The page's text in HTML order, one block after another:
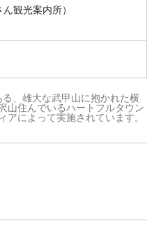
観光案内所）
、雄大な武甲山に抱かれた横
山住んでいるハートフルタウン
によって実施されています。